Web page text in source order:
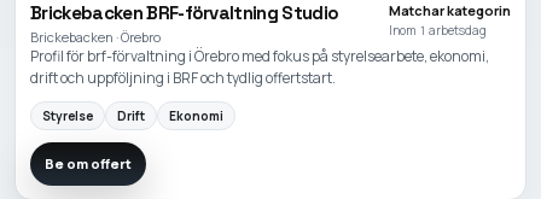
Brickebacken BRF-förvaltning Studio
Brickebacken · Örebro
Matchar kategorin
Inom 1 arbetsdag
Profil för brf-förvaltning i Örebro med fokus på styrelsearbete, ekonomi,
drift och uppföljning i BRF och tydlig offertstart.
Styrelse Drift Ekonomi
Be om offert